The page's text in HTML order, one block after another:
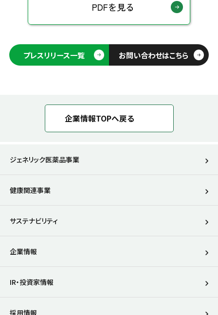
PDFを見る
プレスリリース一覧 お問い合わせはこちら
企業情報TOPへ戻る
ジェネリック医薬品事業
健康関連事業
サステナビリティ
企業情報
IR・投資家情報
別ウィンドウで開きます
採用情報